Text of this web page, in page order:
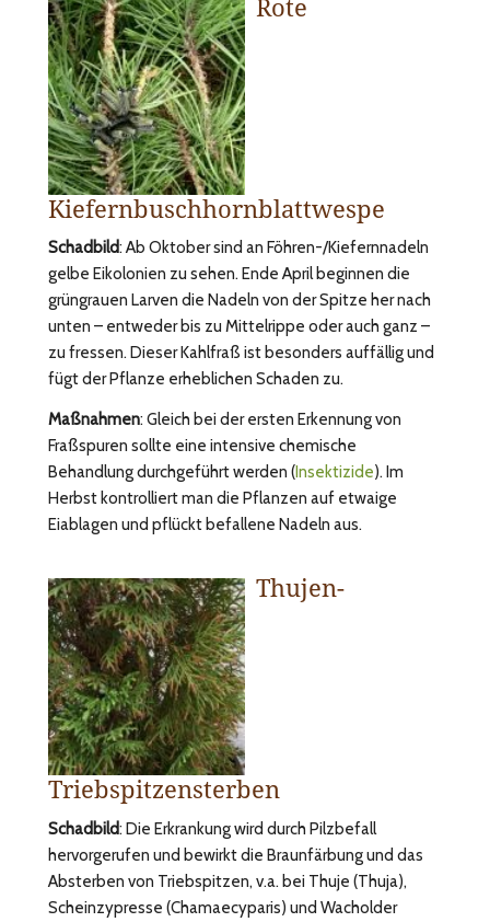
Kiefernbuschhornblattwespe
Schadbild: Ab Oktober sind an Föhren-/Kiefernnadeln
gelbe Eikolonien zu sehen. Ende April beginnen die
grüngrauen Larven die Nadeln von der Spitze her nach
unten – entweder bis zu Mittelrippe oder auch ganz –
zu fressen. Dieser Kahlfraß ist besonders auffällig und
fügt der Pflanze erheblichen Schaden zu.
Maßnahmen: Gleich bei der ersten Erkennung von
Fraßspuren sollte eine intensive chemische
Behandlung durchgeführt werden (Insektizide). Im
Herbst kontrolliert man die Pflanzen auf etwaige
Eiablagen und pflückt befallene Nadeln aus.
Thujen-
Triebspitzensterben
Schadbild: Die Erkrankung wird durch Pilzbefall
hervorgerufen und bewirkt die Braunfärbung und das
Absterben von Triebspitzen, v.a. bei Thuje (Thuja),
Scheinzypresse (Chamaecyparis) und Wacholder